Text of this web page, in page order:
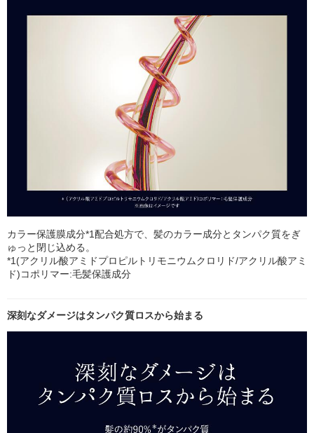
カラー保護膜成分*1配合処方で、髪のカラー成分とタンパク質をぎ
ゅっと閉じ込める。
*1(アクリル酸アミドプロピルトリモニウムクロリド/アクリル酸アミ
ド)コポリマー:毛髪保護成分
深刻なダメージはタンパク質ロスから始まる